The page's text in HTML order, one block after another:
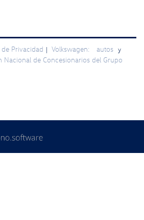
Privacidad | Volkswagen: autos y
Nacional de Concesionarios del Grupo